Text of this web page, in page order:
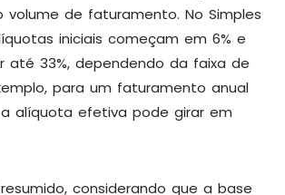
volume de faturamento. No Simples
iniciais começam em 6% e
até 33%, dependendo da faixa de
para um faturamento anual
a alíquota efetiva pode girar em
considerando que a base